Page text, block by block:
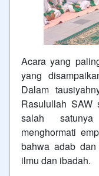
Acara yang
yang
Dalam
Rasulullah SAW
salah
menghormati
bahwa adab
ilmu dan ibadah.